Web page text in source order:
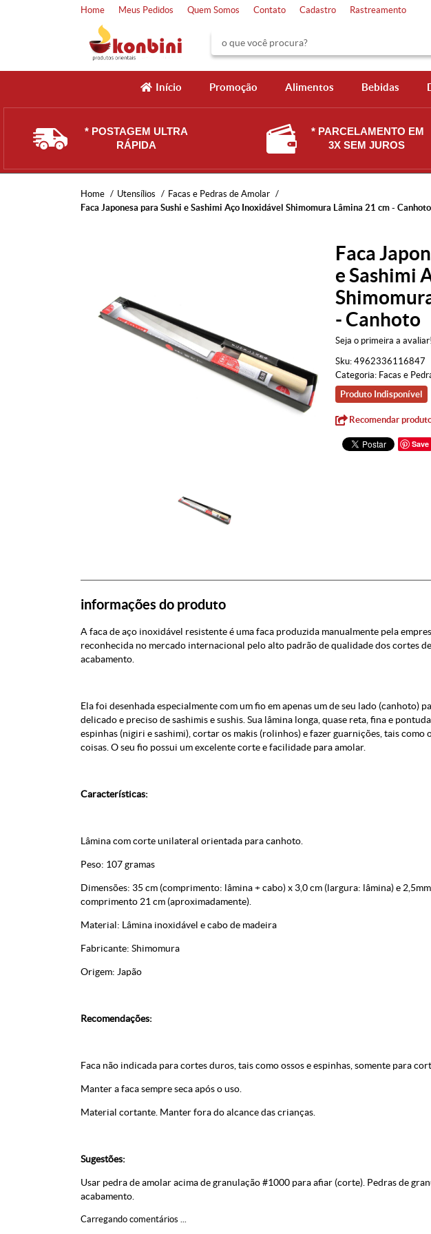
Home Meus Pedidos Quem Somos Contato Cadastro Rastreamento
Início Promoção Alimentos Bebidas
* POSTAGEM ULTRA
RÁPIDA
* PARCELAMENTO EM
3X SEM JUROS
Home Utensílios
Facas e Pedras de Amolar
Faca Japonesa para Sushi e Sashimi Aço Inoxidável Shimomura Lâmina 21 cm - Canhoto
Faca
e Sashimi
- Canhoto
Seja o primeira a avaliar!
Sku: 4962336116847
Categoria: Facas e
Produto Indisponível
Recomendar
Save
informações do produto
A faca de aço inoxidável resistente é uma faca produzida manualmente pela
reconhecida no mercado internacional pelo alto padrão de qualidade dos cortes
acabamento.
Ela foi desenhada especialmente com um fio em apenas um de seu lado (canhoto)
delicado e preciso de sashimis e sushis. Sua lâmina longa, quase reta, fina e
espinhas (nigiri e sashimi), cortar os makis (rolinhos) e fazer guarnições, tais como
coisas. O seu fio possui um excelente corte e facilidade para amolar.
Características:
Lâmina com corte unilateral orientada para canhoto.
Peso: 107 gramas
Dimensões: 35 cm (comprimento: lâmina + cabo) x 3,0 cm (largura: lâmina) e
comprimento 21 cm (aproximadamente).
Material: Lâmina inoxidável e cabo de madeira
Fabricante: Shimomura
Origem: Japão
Recomendações:
Faca não indicada para cortes duros, tais como ossos e espinhas, somente para
Manter a faca sempre seca após o uso.
Material cortante. Manter fora do alcance das crianças.
Sugestões:
Usar pedra de amolar acima de granulação #1000 para afiar (corte). Pedras de
acabamento.
Carregando comentários ...